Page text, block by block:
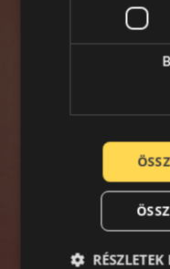
RÉSZLETEK